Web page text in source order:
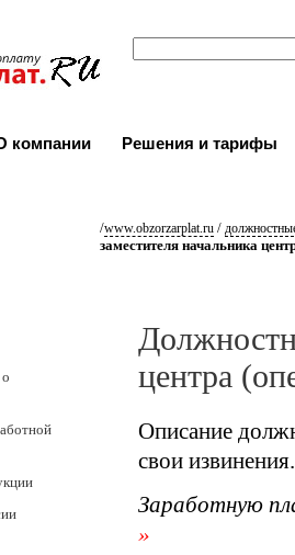
компании Решения и тарифы
/www.obzorzarplat.ru /
заместителя начальника
центра
Описание
свои извинения.
Заработную
»